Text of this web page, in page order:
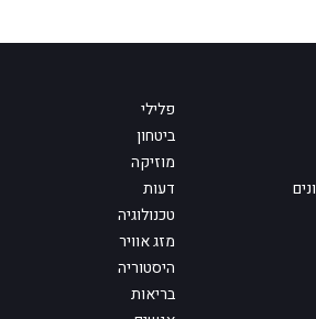
פלילי
ביטחון
מוזיקה
דעות
טכנולוגיה
מזג אוויר
היסטוריה
בריאות